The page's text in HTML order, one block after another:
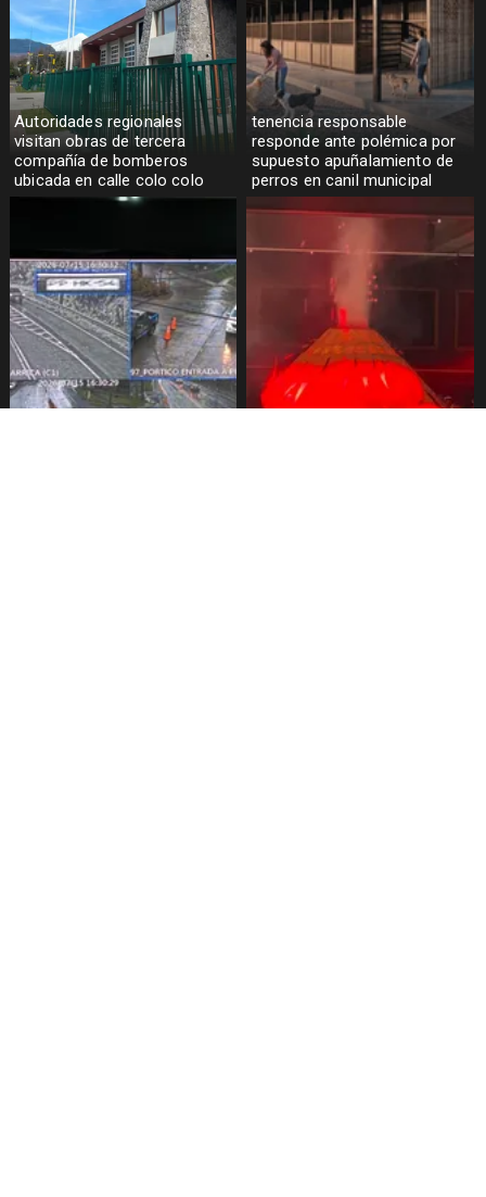
Autoridades regionales
visitan obras de tercera
compañía de bomberos
ubicada en calle colo colo
tenencia responsable
responde ante polémica por
supuesto apuñalamiento de
perros en canil municipal